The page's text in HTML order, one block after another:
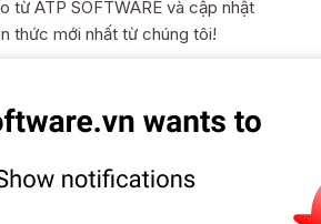
từ ATP SOFTWARE và cập nhật
thức mới nhất từ chúng tôi!